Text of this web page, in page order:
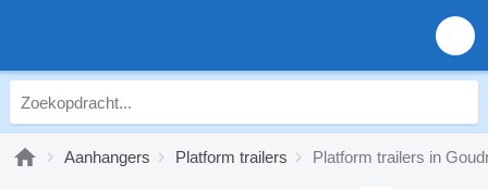
Aanhangers Platform trailers Platform trailers in